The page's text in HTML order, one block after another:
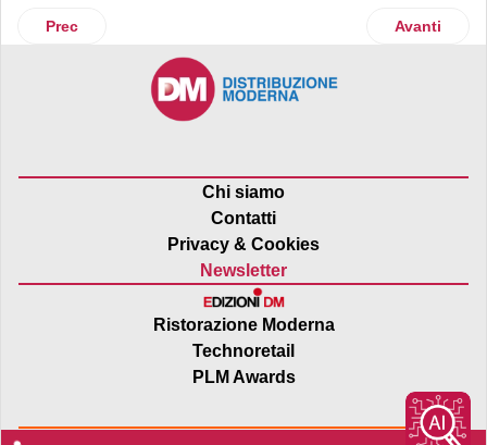
Articolo precedente: Lo Speck Alto Adige Igp archivia un
Prec Articolo
Avanti
Chi siamo
Contatti
Privacy & Cookies
Newsletter
Ristorazione Moderna
Technoretail
PLM Awards